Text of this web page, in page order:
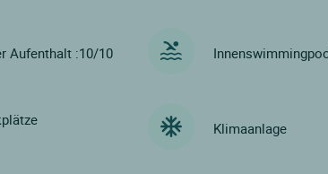
Aufenthalt :10/10
Klimaanlage